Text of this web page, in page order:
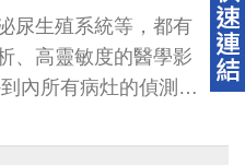
尿生殖系統等，都有
、高靈敏度的醫學影
內所有病灶的偵測，